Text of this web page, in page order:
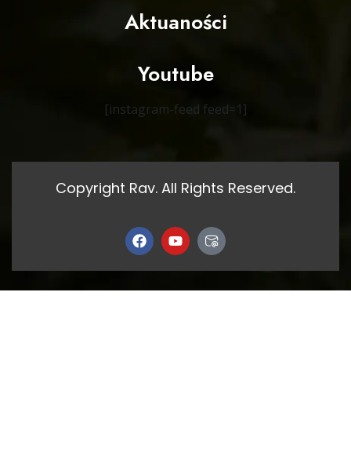
Aktuaności
Youtube
[instagram-feed feed=1]
Copyright Rav. All Rights Reserved.